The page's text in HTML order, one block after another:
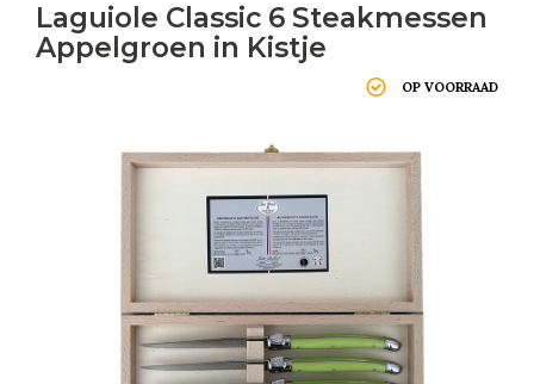
Laguiole Classic 6 Steakmessen
Appelgroen in Kistje
OP VOORRAAD